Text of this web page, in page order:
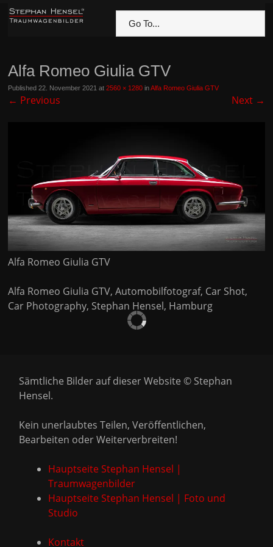
Go To...
Alfa Romeo Giulia GTV
Published22. November 2021 at2560 × 1280 inAlfa Romeo Giulia GTV
← Previous Next →
Alfa Romeo Giulia GTV
Alfa Romeo Giulia GTV, Automobilfotograf, Car Shot,
Car Photography, Stephan Hensel, Hamburg
Sämtliche Bilder auf dieser Website © Stephan
Hensel.
Kein unerlaubtes Teilen, Veröffentlichen,
Bearbeiten oder Weiterverbreiten!
Hauptseite Stephan Hensel |
Traumwagenbilder
Hauptseite Stephan Hensel | Foto und
Studio
Kontakt